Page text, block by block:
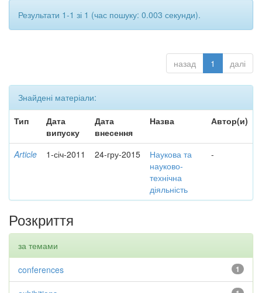
Результати 1-1 зі 1 (час пошуку: 0.003 секунди).
назад 1 далі
Знайдені матеріали:
Тип
Дата
випуску
Дата
внесення
Назва Автор(и)
Article 1-січ-2011 24-гру-2015
Наукова та
науково-
технічна
діяльність
-
Розкриття
за темами
1
conferences